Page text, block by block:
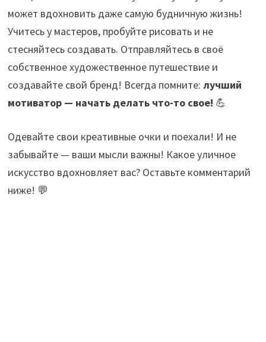
может вдохновить даже самую будничную жизнь!
Учитесь у мастеров, пробуйте рисовать и не
стесняйтесь создавать. Отправляйтесь в своё
собственное художественное путешествие и
создавайте свой бренд! Всегда помните:лучший
мотиватор — начать делать что-то свое! 💪
Одевайте свои креативные очки и поехали! И не
забывайте — ваши мысли важны! Какое уличное
искусство вдохновляет вас? Оставьте комментарий
ниже! 💬